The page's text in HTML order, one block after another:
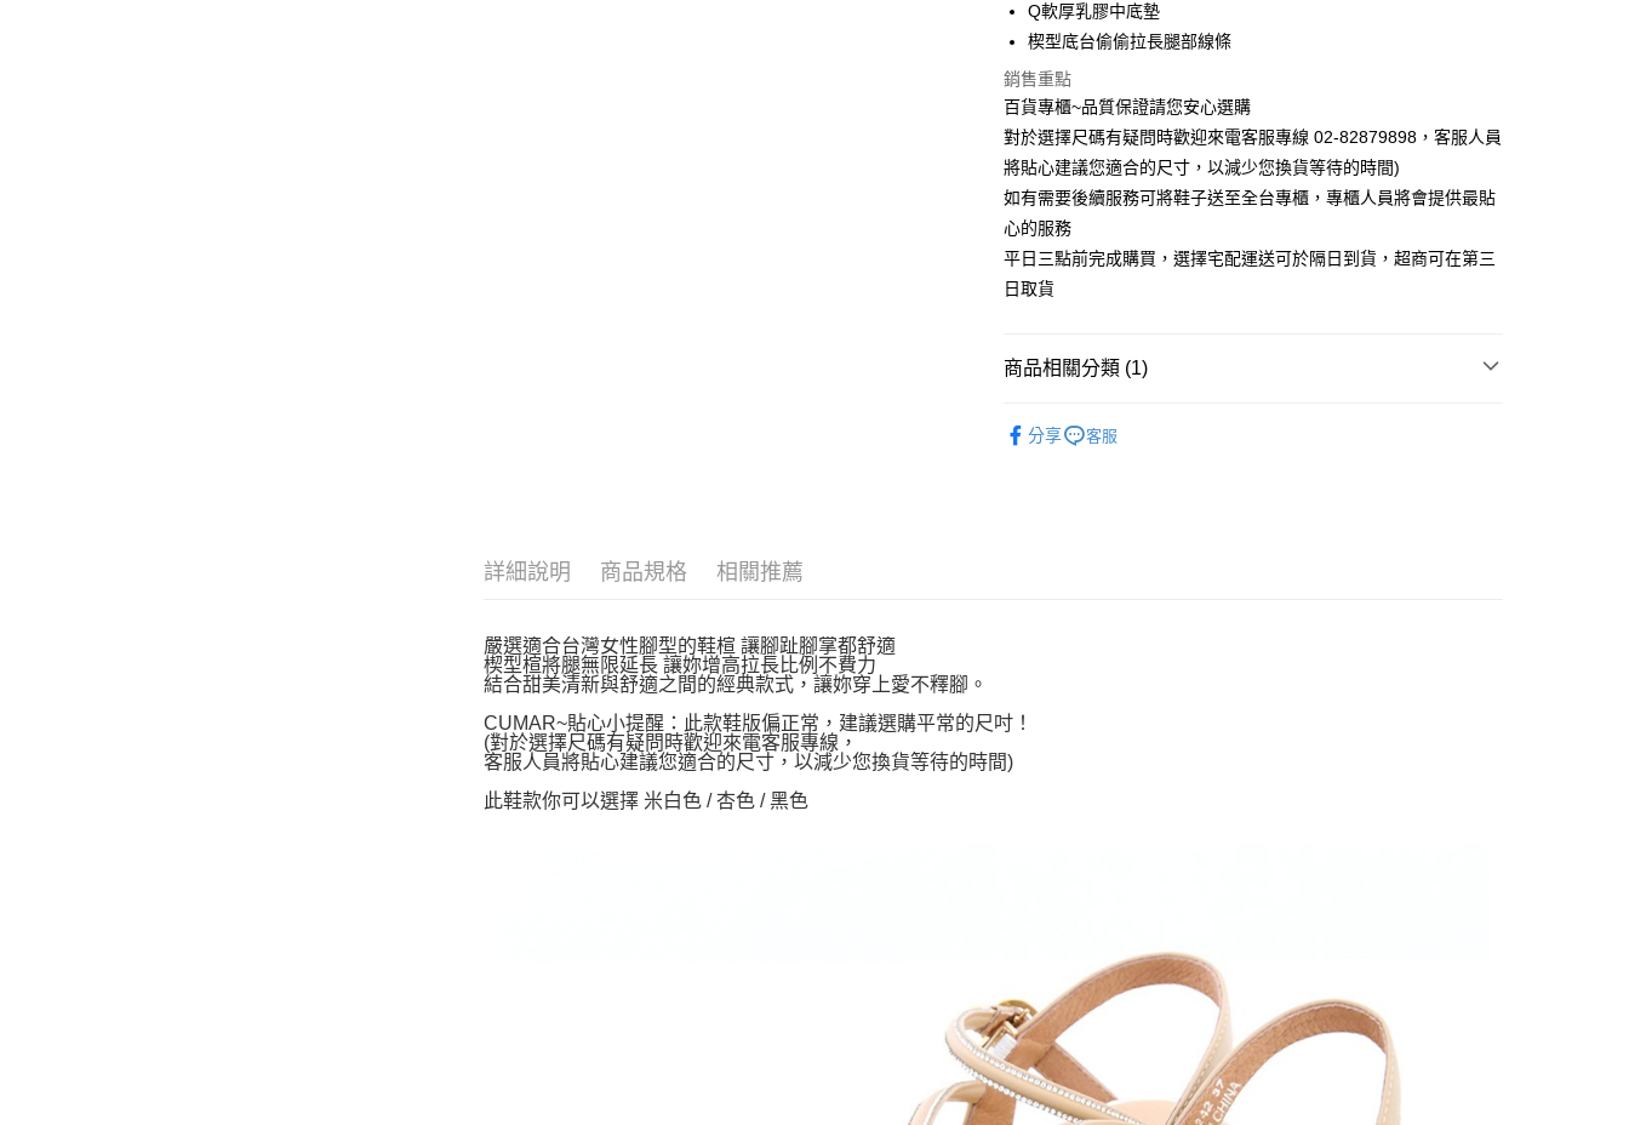
宅配
每筆NT$90，滿NT$1,000(含以上)免運費
Q軟厚乳膠中底墊
楔型底台偷偷拉長腿部線條
銷售重點
百貨專櫃~品質保證請您安心選購
對於選擇尺碼有疑問時歡迎來電客服專線 02-82879898，客服人員
將貼心建議您適合的尺寸，以減少您換貨等待的時間)
如有需要後續服務可將鞋子送至全台專櫃，專櫃人員將會提供最貼
心的服務
平日三點前完成購買，選擇宅配運送可於隔日到貨，超商可在第三
日取貨
商品相關分類 (1)
分享
客服
詳細說明 商品規格 相關推薦
嚴選適合台灣女性腳型的鞋楦 讓腳趾腳掌都舒適
楔型楦將腿無限延長 讓妳增高拉長比例不費力
結合甜美清新與舒適之間的經典款式，讓妳穿上愛不釋腳。
CUMAR~貼心小提醒：此款鞋版偏正常，建議選購平常的尺吋！
(對於選擇尺碼有疑問時歡迎來電客服專線，
客服人員將貼心建議您適合的尺寸，以減少您換貨等待的時間)
此鞋款你可以選擇 米白色 / 杏色 / 黑色